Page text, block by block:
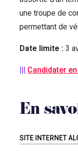
une troupe de
permettant de
Date limite : 3
||| Candidater
En
SITE INTERNET